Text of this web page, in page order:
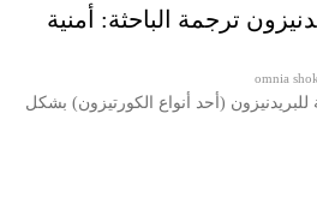
ترجمة الباحثة: أمنية
للبريدنيزون (أحد أنواع الكورتيزون) بشكل